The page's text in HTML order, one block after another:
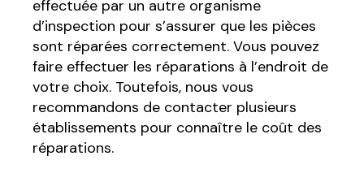
effectuée par un autre organisme
d’inspection pour s’assurer que les pièces
sont réparées correctement. Vous pouvez
faire effectuer les réparations à l’endroit de
votre choix. Toutefois, nous vous
recommandons de contacter plusieurs
établissements pour connaître le coût des
réparations.